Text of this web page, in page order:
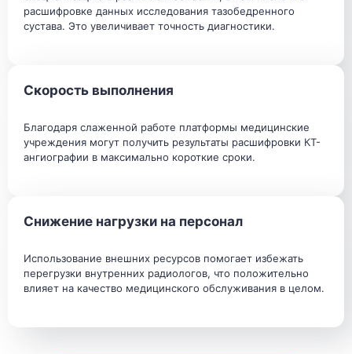
расшифровке данных исследования тазобедренного
сустава. Это увеличивает точность диагностики.
Скорость выполнения
Благодаря слаженной работе платформы медицинские
учреждения могут получить результаты расшифровки КТ-
ангиографии в максимально короткие сроки.
Снижение нагрузки на персонал
Использование внешних ресурсов помогает избежать
перегрузки внутренних радиологов, что положительно
влияет на качество медицинского обслуживания в целом.